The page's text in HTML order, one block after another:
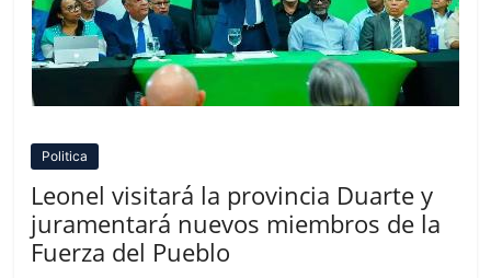
Politica
Leonel visitará la provincia Duarte y
juramentará nuevos miembros de la
Fuerza del Pueblo